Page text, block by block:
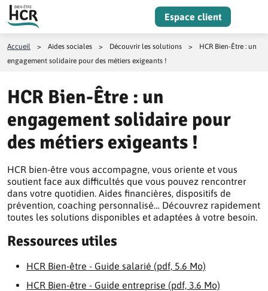
Aller au contenu
Espace client
Accueil > Aides sociales > Découvrir les solutions >
HCR Bien-Être : un
engagement solidaire pour des métiers exigeants !
HCR Bien-Être : un
engagement solidaire pour
des métiers exigeants !
HCR bien-être vous accompagne, vous oriente et vous
soutient face aux difficultés que vous pouvez rencontrer
dans votre quotidien. Aides financières, dispositifs de
prévention, coaching personnalisé… Découvrez rapidement
toutes les solutions disponibles et adaptées à votre besoin.
Ressources utiles
HCR Bien-être - Guide salarié (pdf, 5.6 Mo)
HCR Bien-être - Guide entreprise (pdf, 3.6 Mo)